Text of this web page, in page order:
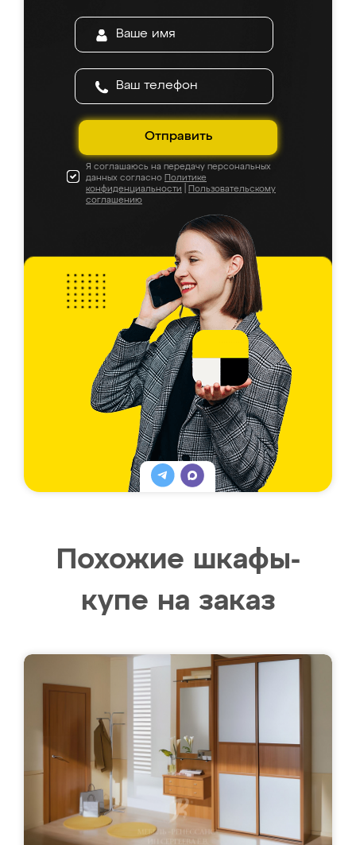
Отправить
Я соглашаюсь на передачу персональных
данных согласно Политике
конфиденциальности
Пользовательскому
соглашению
Похожие шкафы-
купе на заказ